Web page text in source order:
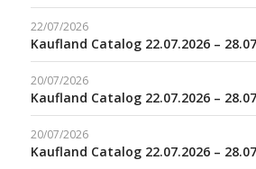
22/07/2026
Kaufland Catalog 22.07.2026 –
20/07/2026
Kaufland Catalog 22.07.2026 –
20/07/2026
Kaufland Catalog 22.07.2026 –